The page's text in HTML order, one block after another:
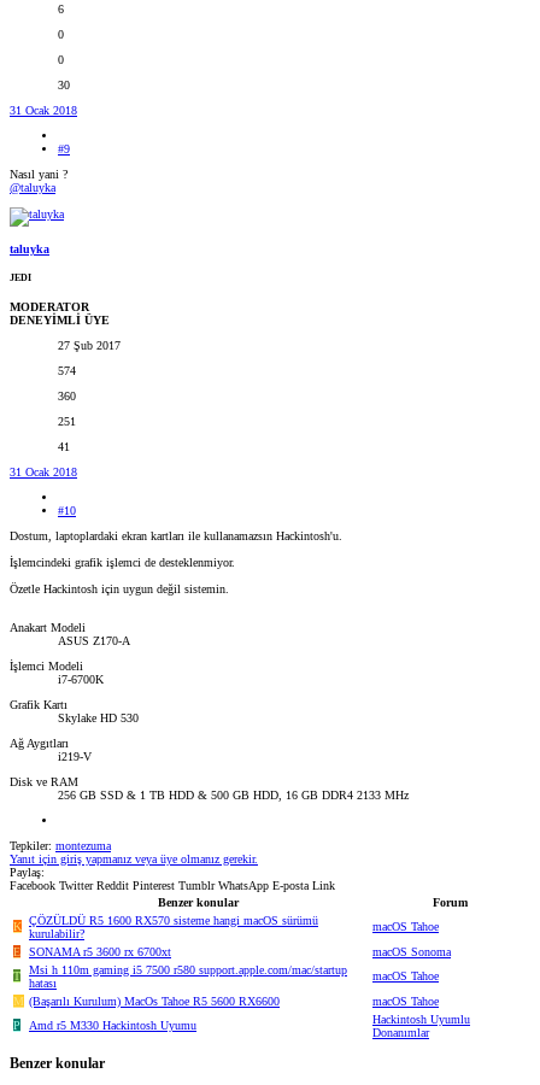
6
0
0
30
31 Ocak 2018
#9
Nasıl yani ?
@taluyka
taluyka
JEDI
MODERATOR
DENEYİMLİ ÜYE
27 Şub 2017
574
360
251
41
31 Ocak 2018
#10
Dostum, laptoplardaki ekran kartları ile kullanamazsın Hackintosh'u.
İşlemcindeki grafik işlemci de desteklenmiyor.
Özetle Hackintosh için uygun değil sistemin.
Anakart Modeli
ASUS Z170-A
İşlemci Modeli
i7-6700K
Grafik Kartı
Skylake HD 530
Ağ Aygıtları
i219-V
Disk ve RAM
256 GB SSD & 1 TB HDD & 500 GB HDD, 16 GB DDR4 2133 MHz
Tepkiler: montezuma
Yanıt için giriş yapmanız veya üye olmanız gerekir.
Paylaş:
Facebook Twitter Reddit Pinterest Tumblr WhatsApp E-posta Link
Benzer konular
Forum
K ÇÖZÜLDÜ R5 1600 RX570 sisteme hangi macOS sürümü
kurulabilir?
macOS Tahoe
E
SONAMA r5 3600 rx 6700xt
macOS Sonoma
T
Msi h 110m gaming i5 7500 r580 support.apple.com/mac/startup
hatası
macOS Tahoe
M (Başarılı Kurulum) MacOs Tahoe R5 5600 RX6600
macOS Tahoe
P
Amd r5 M330 Hackintosh Uyumu
Hackintosh Uyumlu
Donanımlar
Benzer konular